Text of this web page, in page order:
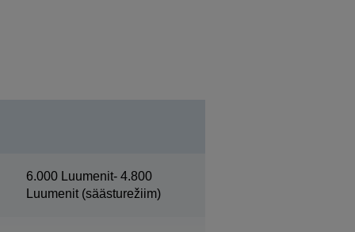
6.000 Luumenit- 4.800
Luumenit (säästurežiim)